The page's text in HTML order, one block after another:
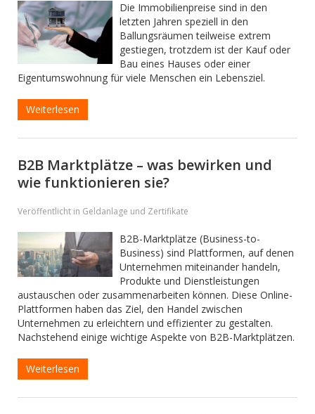
Die Immobilienpreise sind in den
letzten Jahren speziell in den
Ballungsräumen teilweise extrem
gestiegen, trotzdem ist der Kauf oder
Bau eines Hauses oder einer
Eigentumswohnung für viele Menschen ein Lebensziel.
Weiterlesen
B2B Marktplätze – was bewirken und
wie funktionieren sie?
Veröffentlicht in Geldanlage und Zertifikate
B2B-Marktplätze (Business-to-
Business) sind Plattformen, auf denen
Unternehmen miteinander handeln,
Produkte und Dienstleistungen
austauschen oder zusammenarbeiten können. Diese Online-
Plattformen haben das Ziel, den Handel zwischen
Unternehmen zu erleichtern und effizienter zu gestalten.
Nachstehend einige wichtige Aspekte von B2B-Marktplätzen.
Weiterlesen